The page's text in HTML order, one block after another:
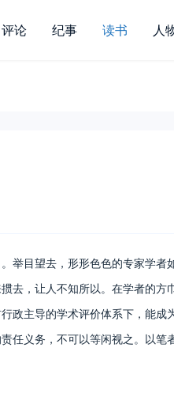
评论 纪事 读书 人
目望去，形形色色的专家学者
去，让人不知所以。在学者的
政主导的学术评价体系下，能
义务，不可以等闲视之。以笔